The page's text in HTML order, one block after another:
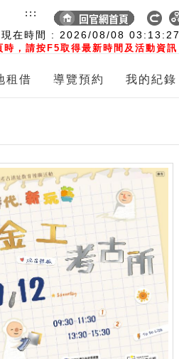
現在時間 : 2026/08/08 03:13:29
時，請按F5取得最新時間及活動資訊
:::
租借 導覽預約 我的紀錄